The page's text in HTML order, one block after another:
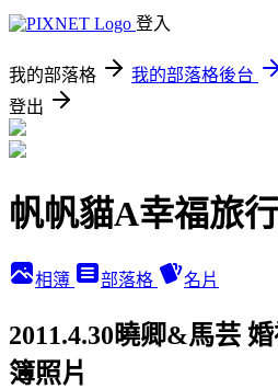
登入
我的部落格 我的部落格後台
登出
帆帆貓A幸福旅
相簿 部落格 名片
2011.4.30曉卿&馬芸
簿照片